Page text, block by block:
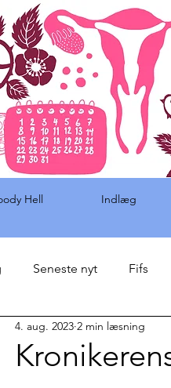
Hell Indlæg
Seneste nyt Fifs
4. aug. 2023 2 min læsning